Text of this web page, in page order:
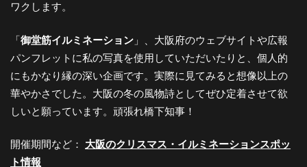
ワクします。
「御堂筋イルミネーション 」、大阪府のウェブサイトや広報
パンフレットに私の写真を使用していただいたりと、個人的
にもかなり縁の深い企画です。実際に見てみると想像以上の
華やかさでした。大阪の冬の風物詩としてぜひ定着させて欲
しいと願っています。頑張れ橋下知事！
開催期間など： 大阪のクリスマス・イルミネーションスポッ
ト情報